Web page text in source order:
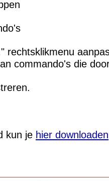
rechtsklikmenu
commando's die
kun je hier downloaden